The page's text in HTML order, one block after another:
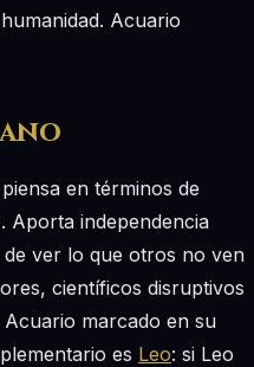
Acuario
piensa en términos de
Aporta independencia
de ver lo que otros no ven
científicos disruptivos
marcado en su
es Leo: si Leo